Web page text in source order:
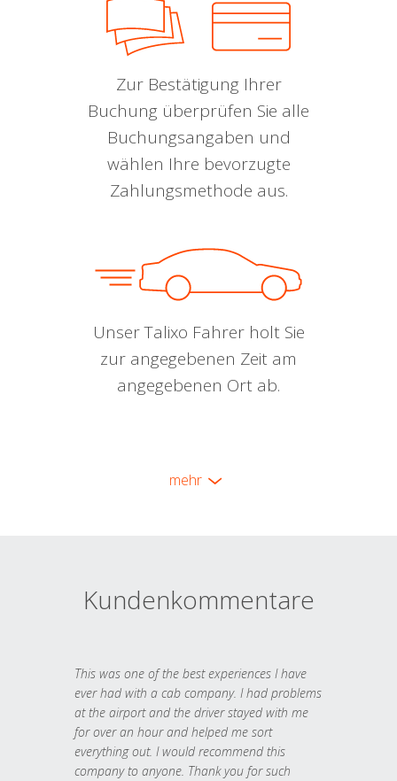
Zur Bestätigung Ihrer
Buchung überprüfen Sie alle
Buchungsangaben und
wählen Ihre bevorzugte
Zahlungsmethode aus.
Unser Talixo Fahrer holt Sie
zur angegebenen Zeit am
angegebenen Ort ab.
mehr
Kundenkommentare
This was one of the best experiences I have
ever had with a cab company. I had problems
at the airport and the driver stayed with me
for over an hour and helped me sort
everything out. I would recommend this
company to anyone. Thank you for such